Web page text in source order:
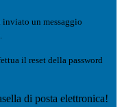
inviato un messaggio
il reset della password
di posta elettronica!